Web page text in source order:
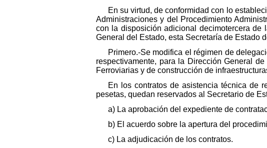
En su virtud, de conformidad con lo
Administraciones y del Procedimiento
con la disposición adicional decimotercera de
General del Estado, esta Secretaría de Estado
Primero.-Se modifica el régimen de
respectivamente, para la Dirección General
Ferroviarias y de construcción de
En los contratos de asistencia técnica de
pesetas, quedan reservados al Secretario de
a) La aprobación del expediente de
b) El acuerdo sobre la apertura del
c) La adjudicación de los contratos.